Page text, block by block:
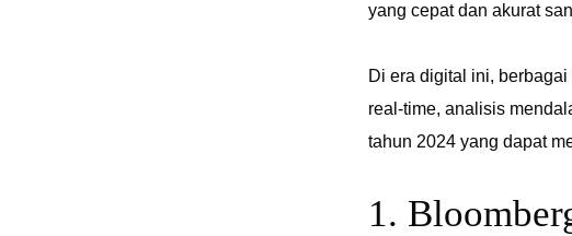
yang cepat dan akurat
Di era digital ini,
real-time, analisis
tahun 2024 yang dapat
1.